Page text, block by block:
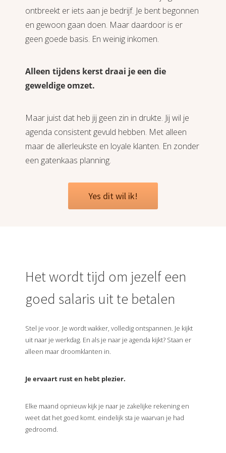
ontbreekt er iets aan je bedrijf. Je bent begonnen
en gewoon gaan doen. Maar daardoor is er
geen goede basis. En weinig inkomen.
Alleen tijdens kerst draai je een die
geweldige omzet.
Maar juist dat heb jij geen zin in drukte. Jij wil je
agenda consistent gevuld hebben. Met alleen
maar de allerleukste en loyale klanten. En zonder
een gatenkaas planning.
Yes dit wil ik!
Het wordt tijd om jezelf een
goed salaris uit te betalen
Stel je voor. Je wordt wakker, volledig ontspannen. Je kijkt
uit naar je werkdag. En als je naar je agenda kijkt? Staan er
alleen maar droomklanten in.
Je ervaart rust en hebt plezier.
Elke maand opnieuw kijk je naar je zakelijke rekening en
weet dat het goed komt. eindelijk sta je waarvan je had
gedroomd.